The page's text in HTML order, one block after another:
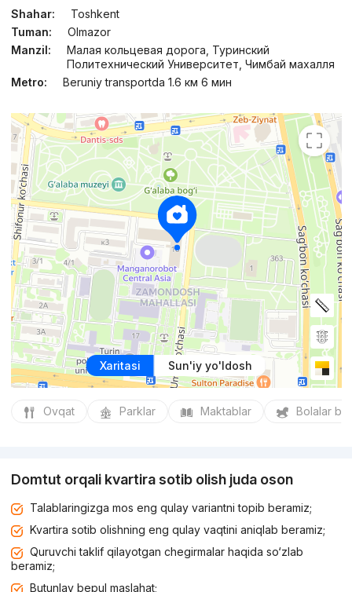
Shahar:
Toshkent
Tuman:
Olmazor
Manzil:
Малая кольцевая дорога, Туринский
Политехнический Университет, Чимбай махалля
Metro:
Beruniy transportda 1.6 км 6 мин
Xaritasi Sun'iy yo'ldosh
Ovqat Parklar Maktablar Bolalar
Domtut orqali kvartira sotib olish juda oson
Talablaringizga mos eng qulay variantni topib beramiz;
Kvartira sotib olishning eng qulay vaqtini aniqlab beramiz;
Quruvchi taklif qilayotgan chegirmalar haqida so‘zlab
beramiz;
Butunlay bepul maslahat;